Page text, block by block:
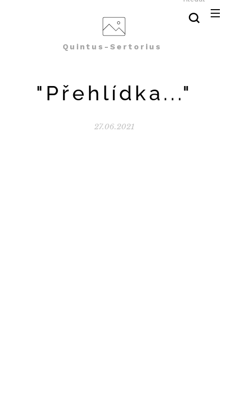
Quintus-Sertorius
"Přehlídka..."
27.06.2021